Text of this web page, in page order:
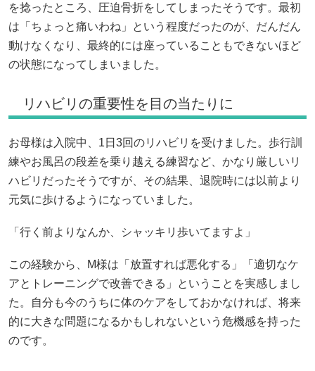
を捻ったところ、圧迫骨折をしてしまったそうです。最初
は「ちょっと痛いわね」という程度だったのが、だんだん
動けなくなり、最終的には座っていることもできないほど
の状態になってしまいました。
リハビリの重要性を目の当たりに
お母様は入院中、1日3回のリハビリを受けました。歩行訓
練やお風呂の段差を乗り越える練習など、かなり厳しいリ
ハビリだったそうですが、その結果、退院時には以前より
元気に歩けるようになっていました。
「行く前よりなんか、シャッキリ歩いてますよ」
この経験から、M様は「放置すれば悪化する」「適切なケ
アとトレーニングで改善できる」ということを実感しまし
た。自分も今のうちに体のケアをしておかなければ、将来
的に大きな問題になるかもしれないという危機感を持った
のです。